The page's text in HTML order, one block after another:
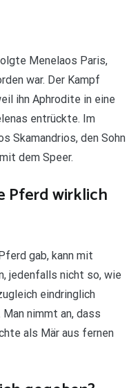
Menelaos Paris,
war. Der Kampf
ihn Aphrodite in eine
entrückte. Im
Skamandrios, den Sohn
dem Speer.
Pferd wirklich
gab, kann mit
jedenfalls nicht so, wie
eindringlich
nimmt an, dass
als Mär aus fernen